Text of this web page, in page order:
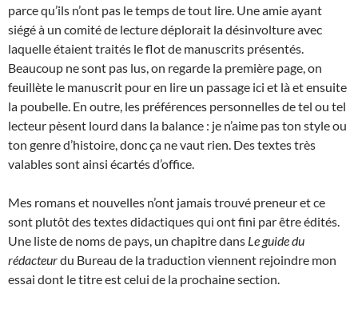
parce qu’ils n’ont pas le temps de tout lire. Une amie ayant
siégé à un comité de lecture déplorait la désinvolture avec
laquelle étaient traités le flot de manuscrits présentés.
Beaucoup ne sont pas lus, on regarde la première page, on
feuillète le manuscrit pour en lire un passage ici et là et ensuite
la poubelle. En outre, les préférences personnelles de tel ou tel
lecteur pèsent lourd dans la balance : je n’aime pas ton style ou
ton genre d’histoire, donc ça ne vaut rien. Des textes très
valables sont ainsi écartés d’office.
Mes romans et nouvelles n’ont jamais trouvé preneur et ce
sont plutôt des textes didactiques qui ont fini par être édités.
Une liste de noms de pays, un chapitre dans Le guide du
rédacteurdu Bureau de la traduction viennent rejoindre mon
essai dont le titre est celui de la prochaine section.